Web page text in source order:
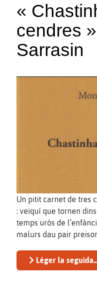
«
cendres
Sarrasin
Un pitit carnet de tres
: veiquí que tornen
temps urós de
malurs dau pair
Léger la